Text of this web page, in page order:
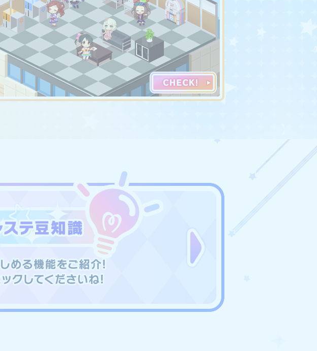
」の仕様を一部変更し、常設コンテンツとして改
おりますのでお楽しみにお待ち下さい。
定しております。
お知らせいたします。
定しております。